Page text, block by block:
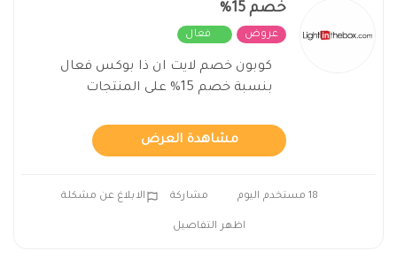
خصم 15%
عروض فعال
كوبون خصم لايت ان ذا بوكس فعال
بنسبة خصم 15% على المنتجات
مشاهدة العرض
18 مستخدم اليوم مشاركة الابلاغ عن مشكلة
اظهر التفاصيل